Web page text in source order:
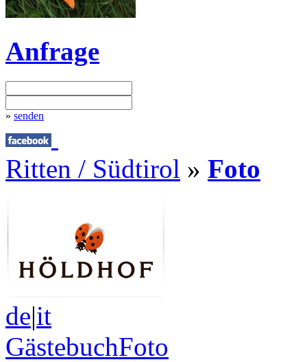
Anfrage
» senden
Ritten / Südtirol » Foto
de|it
GästebuchFoto